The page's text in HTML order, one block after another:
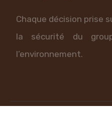
Chaque décision prise
la sécurité du
l’environnement.